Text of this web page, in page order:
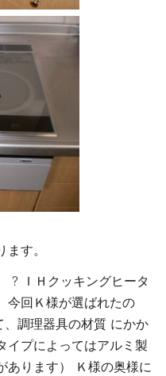
す。
? ＩＨクッキングヒータ
今回Ｋ様が選ばれたの
、調理器具の材質 にかか
イプによってはアルミ製
あります） Ｋ様の奥様に